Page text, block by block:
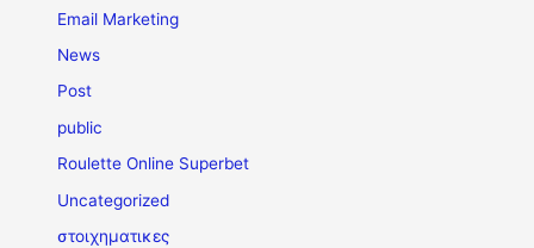
Email Marketing
News
Post
public
Roulette Online Superbet
Uncategorized
στοιχηματικες